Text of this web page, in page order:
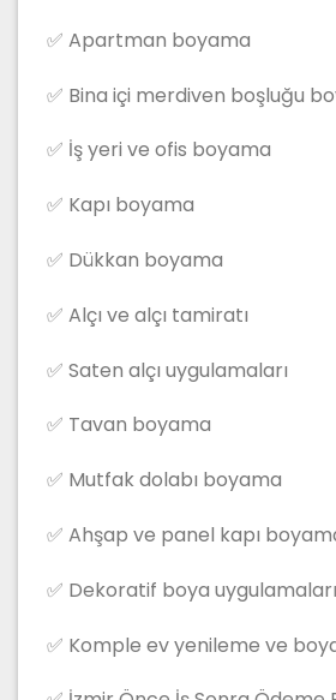
✅ Apartman boyama
✅ Bina içi merdiven boşluğu
✅ İş yeri ve ofis boyama
✅ Kapı boyama
✅ Dükkan boyama
✅ Alçı ve alçı tamiratı
✅ Saten alçı uygulamaları
✅ Tavan boyama
✅ Mutfak dolabı boyama
✅ Ahşap ve panel kapı
✅ Dekoratif boya uygulamaları
✅ Komple ev yenileme ve